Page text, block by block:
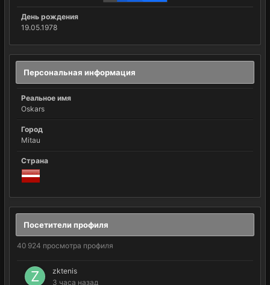
День рождения
19.05.1978
Персональная информация
Реальное имя
Oskars
Город
Mitau
Страна
Посетители профиля
40 924 просмотра профиля
zktenis
3 часа назад